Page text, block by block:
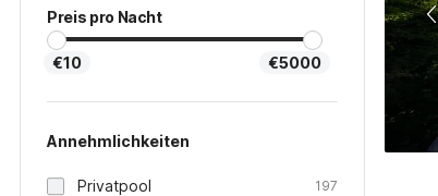
Preis pro Nacht
€10 €5000
Annehmlichkeiten
Privatpool 197